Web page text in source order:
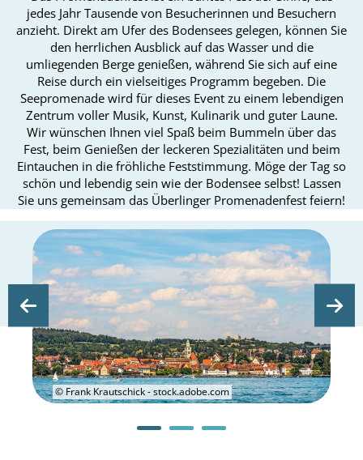
jedes Jahr Tausende von Besucherinnen und Besuchern
anzieht. Direkt am Ufer des Bodensees gelegen, können Sie
den herrlichen Ausblick auf das Wasser und die
umliegenden Berge genießen, während Sie sich auf eine
Reise durch ein vielseitiges Programm begeben. Die
Seepromenade wird für dieses Event zu einem lebendigen
Zentrum voller Musik, Kunst, Kulinarik und guter Laune.
Wir wünschen Ihnen viel Spaß beim Bummeln über das
Fest, beim Genießen der leckeren Spezialitäten und beim
Eintauchen in die fröhliche Feststimmung. Möge der Tag so
schön und lebendig sein wie der Bodensee selbst! Lassen
Sie uns gemeinsam das Überlinger Promenadenfest feiern!
© Frank Krautschick - stock.adobe.com